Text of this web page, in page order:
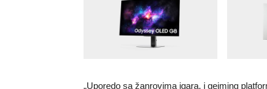
„Uporedo sa žanrovima igara, i gejming